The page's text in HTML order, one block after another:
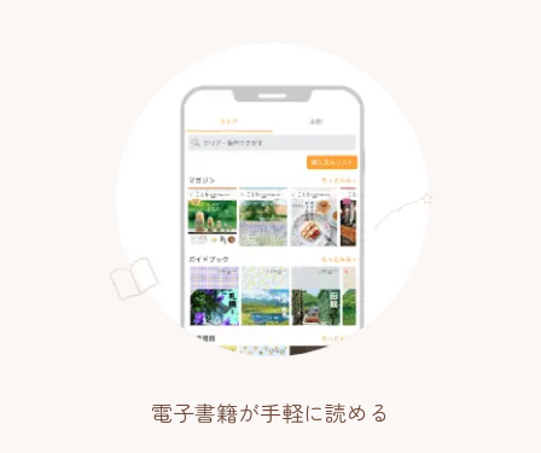
電子書籍が手軽に読める